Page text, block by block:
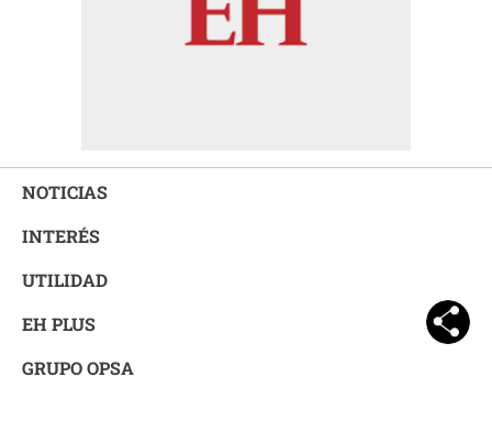
NOTICIAS
INTERÉS
UTILIDAD
EH PLUS
GRUPO OPSA